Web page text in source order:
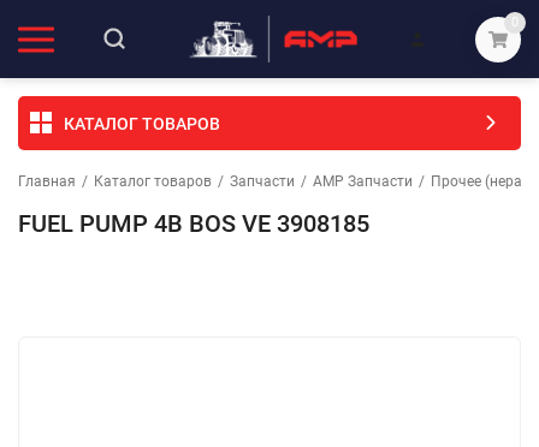
0
КАТАЛОГ ТОВАРОВ
Главная / Каталог товаров / Запчасти / АМР Запчасти / Прочее
FUEL PUMP 4B BOS VE 3908185